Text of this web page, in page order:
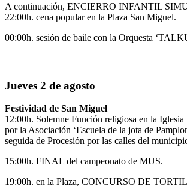
A continuación, ENCIERRO INFANTIL
22:00h. cena popular en la Plaza San Miguel.
00:00h. sesión de baile con la Orquesta
Jueves 2 de agosto
Festividad de San Miguel
12:00h. Solemne Función religiosa en la Iglesia
por la Asociación ‘Escuela de la jota de
seguida de Procesión por las calles del
15:00h. FINAL del campeonato de MUS.
19:00h. en la Plaza, CONCURSO DE